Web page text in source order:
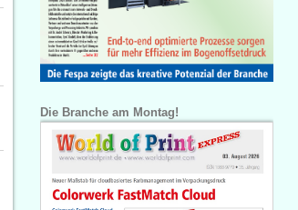
Die Branche am Montag!